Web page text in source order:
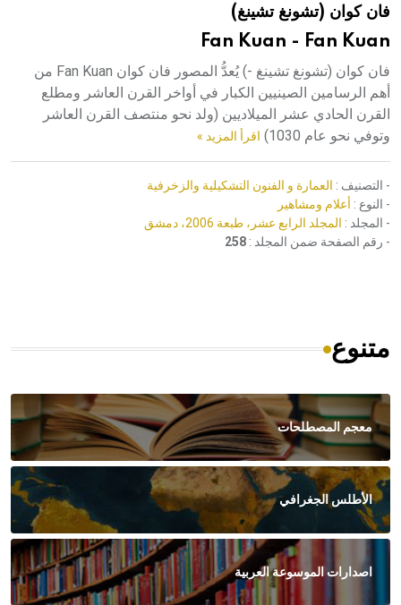
هيئة الموسوعة العربية تطلق موسوعات جديدة في عام 2026
فان كوان (تشونغ تشينغ)
Fan Kuan - Fan Kuan
فان كوان (تشونغ تشينغ -) يُعدُّ المصور فان كوان Fan Kuan من
أهم الرسامين الصينيين الكبار في أواخر القرن العاشر ومطلع
القرن الحادي عشر الميلاديين (ولد نحو منتصف القرن العاشر
وتوفي نحو عام 1030)
اقرأ المزيد »
- التصنيف : العمارة و الفنون التشكيلية والزخرفية
- النوع : أعلام ومشاهير
- المجلد : المجلد الرابع عشر، طبعة 2006، دمشق
- رقم الصفحة ضمن المجلد : 258
متنوع
معجم المصطلحات
الأطلس الجغرافي
اصدارات الموسوعة العربية